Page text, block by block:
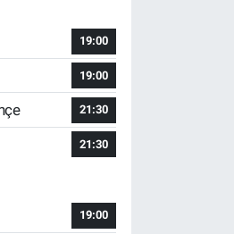
19:00
19:00
21:30
21:30
19:00